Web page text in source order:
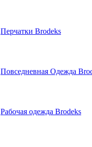
Перчатки Brodeks
Повседневная Одежда
Рабочая одежда Brodeks